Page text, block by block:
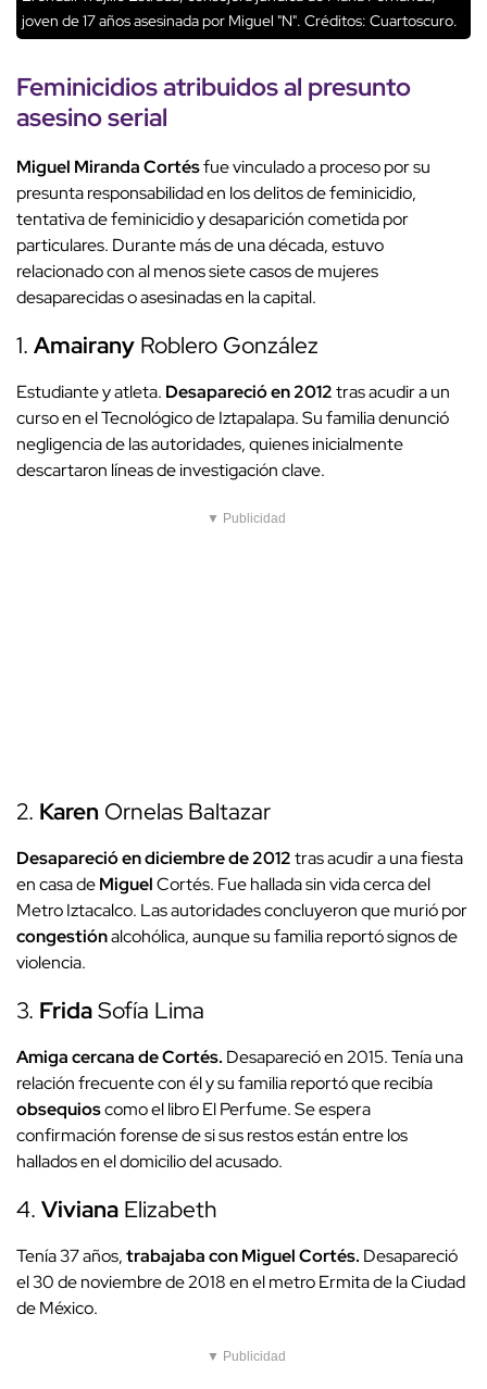
joven de 17 años asesinada por Miguel "N". Créditos: Cuartoscuro.
Feminicidiosatribuidos al presunto
asesinoserial
Miguel Miranda Cortésfue vinculado a proceso por su
presunta responsabilidad en los delitos de feminicidio,
tentativa de feminicidio y desaparición cometida por
particulares. Durante más de una década, estuvo
relacionado con al menos siete casos de mujeres
desaparecidas o asesinadas en la capital.
1. Amairany Roblero González
Estudiante y atleta. Desapareció en 2012tras acudir a un
curso en el Tecnológico de Iztapalapa. Su familia denunció
negligencia de las autoridades, quienes inicialmente
descartaron líneas de investigación clave.
▼ Publicidad
2. Karen Ornelas Baltazar
Desapareció en diciembre de 2012tras acudir a una fiesta
en casa deMiguelCortés. Fue hallada sin vida cerca del
Metro Iztacalco. Las autoridades concluyeron que murió por
congestiónalcohólica, aunque su familia reportó signos de
violencia.
3. FridaSofía Lima
Amiga cercana de Cortés. Desapareció en 2015. Tenía una
relación frecuente con él y su familia reportó que recibía
obsequioscomo el libro El Perfume. Se espera
confirmación forense de si sus restos están entre los
hallados en el domicilio del acusado.
4. Viviana Elizabeth
Tenía 37 años,trabajaba con Miguel Cortés. Desapareció
el 30 de noviembre de 2018 en el metro Ermita de la Ciudad
de México.
▼ Publicidad